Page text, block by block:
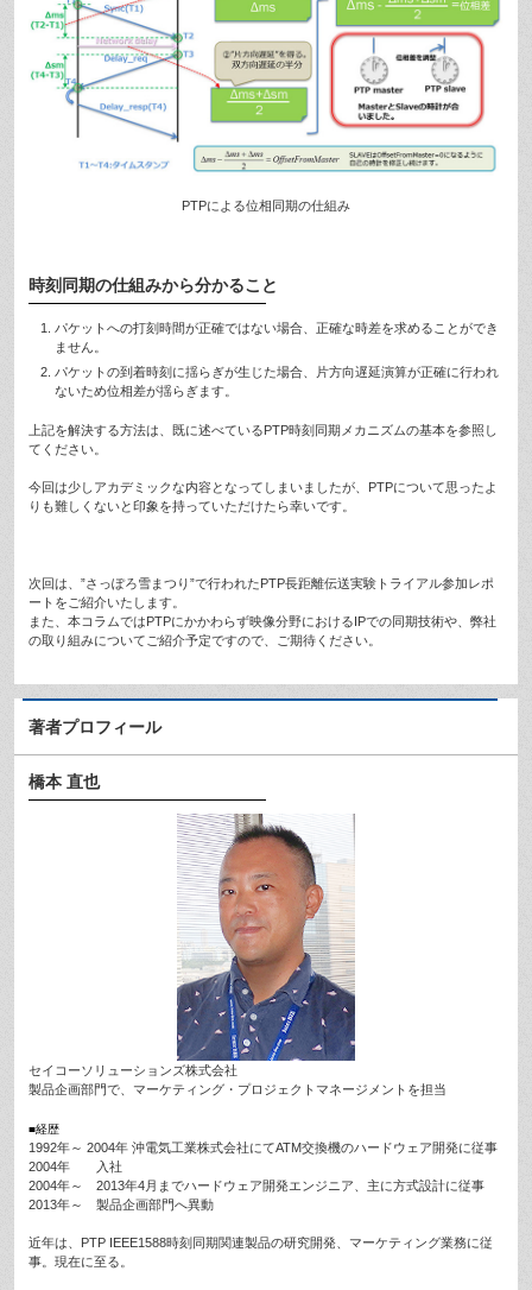
PTPによる位相同期の仕組み
時刻同期の仕組みから分かること
パケットへの打刻時間が正確ではない場合、正確な時差を求めることができ
ません。
パケットの到着時刻に揺らぎが生じた場合、片方向遅延演算が正確に行われ
ないため位相差が揺らぎます。
上記を解決する方法は、既に述べているPTP時刻同期メカニズムの基本を参照し
てください。
今回は少しアカデミックな内容となってしまいましたが、PTPについて思ったよ
りも難しくないと印象を持っていただけたら幸いです。
次回は、”さっぽろ雪まつり”で行われたPTP長距離伝送実験トライアル参加レポ
ートをご紹介いたします。
また、本コラムではPTPにかかわらず映像分野におけるIPでの同期技術や、弊社
の取り組みについてご紹介予定ですので、ご期待ください。
著者プロフィール
橋本 直也
セイコーソリューションズ株式会社
製品企画部門で、マーケティング・プロジェクトマネージメントを担当
■経歴
1992年～ 2004年 沖電気工業株式会社にてATM交換機のハードウェア開発に従事
2004年 入社
2004年～ 2013年4月までハードウェア開発エンジニア、主に方式設計に従事
2013年～ 製品企画部門へ異動
近年は、PTP IEEE1588時刻同期関連製品の研究開発、マーケティング業務に従
事。現在に至る。